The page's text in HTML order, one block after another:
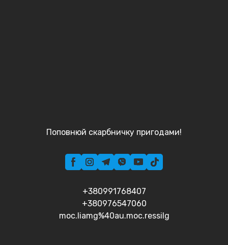
Поповнюй скарбничку пригодами!
+380991768407
+380976547060
moc.liamg%40au.moc.ressilg